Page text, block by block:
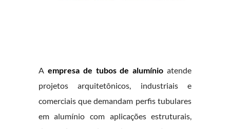
A empresa de tubos de alumínio atende
projetos arquitetônicos, industriais e
comerciais que demandam perfis tubulares
em alumínio com aplicações estruturais,